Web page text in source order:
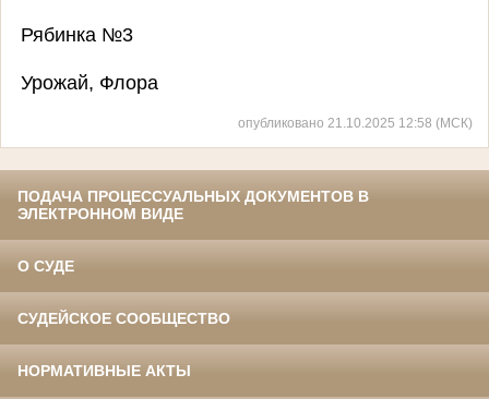
Рябинка №3
Урожай, Флора
опубликовано 21.10.2025 12:58 (МСК)
ПОДАЧА ПРОЦЕССУАЛЬНЫХ ДОКУМЕНТОВ В
ЭЛЕКТРОННОМ ВИДЕ
О СУДЕ
СУДЕЙСКОЕ СООБЩЕСТВО
НОРМАТИВНЫЕ АКТЫ